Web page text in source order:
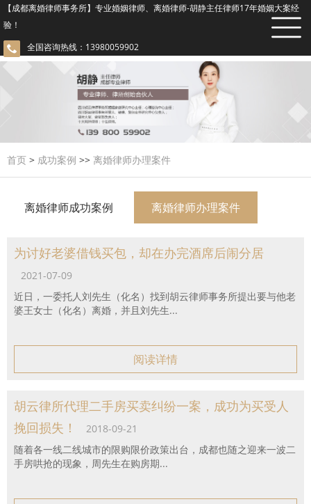
【成都离婚律师事务所】专业婚姻律师、离婚律师-胡静主任律师17年婚姻大案经
验！
全国咨询热线：13980059902
首页 > 成功案例 >> 离婚律师办理案件
离婚律师成功案例 离婚律师办理案件
为讨好老婆借钱买包，却在办完酒席后闹分居
2021-07-09
近日，一委托人刘先生（化名）找到胡云律师事务所提出要与他老
婆王女士（化名）离婚，并且刘先生...
阅读详情
胡云律所代理二手房买卖纠纷一案，成功为买受人
挽回损失！
2018-09-21
随着各一线二线城市的限购限价政策出台，成都也随之迎来一波二
手房哄抢的现象，周先生在购房期...